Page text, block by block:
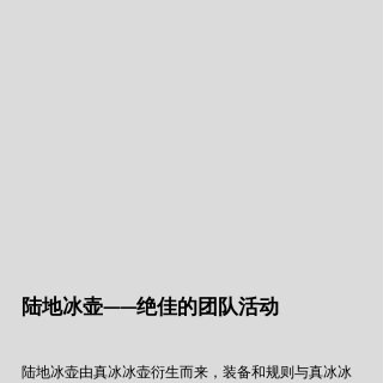
陆地冰壶——绝佳的团队活动
陆地冰壶由真冰冰壶衍生而来，装备和规则与真冰冰